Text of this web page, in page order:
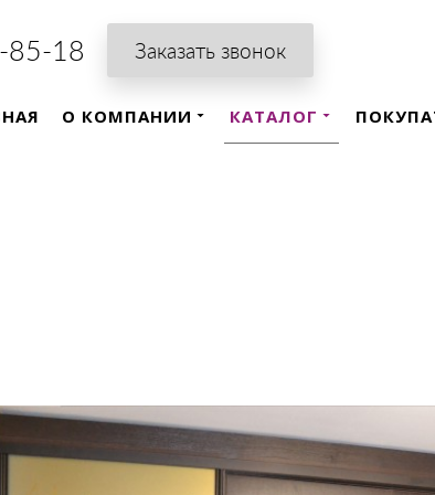
85-18 Заказать звонок
О КОМПАНИИ КАТАЛОГ